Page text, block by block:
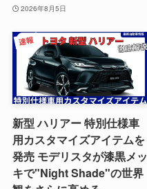
2026年8月5日
新型 ハリアー 特別仕様車
用カスタマイズアイテムを
発売 モデリスタが漆黒メッ
キで"Night Shade"の世界